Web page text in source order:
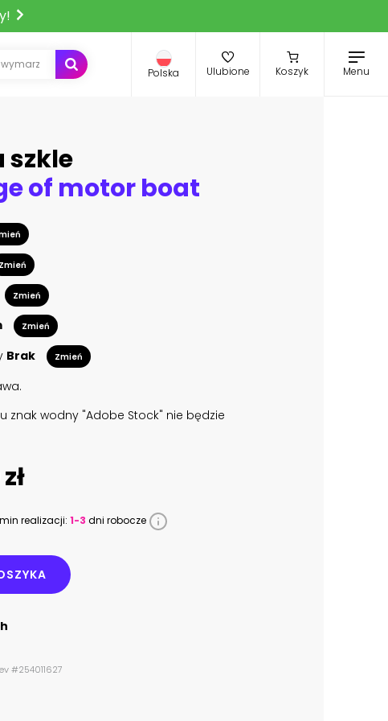
Polska Ulubione Koszyk Menu
szkle
of motor boat
Zmień
Zmień
Zmień
Brak Zmień
znak wodny "Adobe Stock" nie będzie
realizacji: 1-3 dni robocze
#254011627